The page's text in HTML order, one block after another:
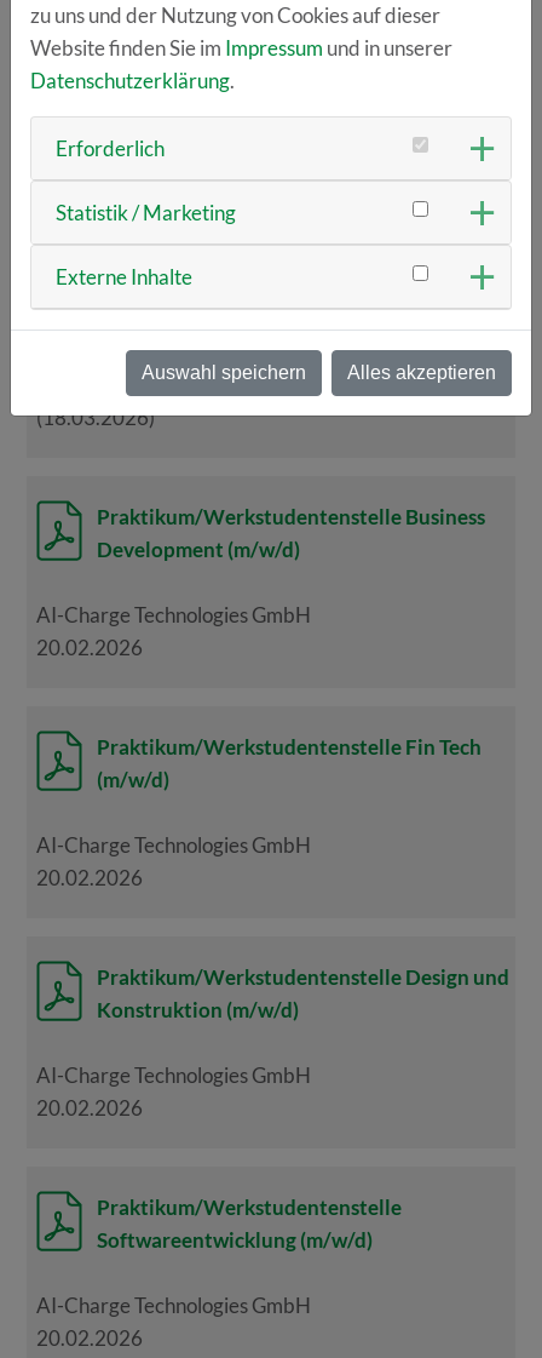
Buchhaltung (m/w/d)
trinnovative.
Inhouse-Consultant/Prozess-Guru (m/w/d)
5F-Software
(18.03.2026)
Praktikum/Werkstudentenstelle Business
Development (m/w/d)
AI-Charge Technologies GmbH
20.02.2026
Praktikum/Werkstudentenstelle Fin Tech
(m/w/d)
AI-Charge Technologies GmbH
20.02.2026
Praktikum/Werkstudentenstelle Design und
Konstruktion (m/w/d)
AI-Charge Technologies GmbH
20.02.2026
Praktikum/Werkstudentenstelle
Softwareentwicklung (m/w/d)
AI-Charge Technologies GmbH
20.02.2026
zu uns und der Nutzung von Cookies auf dieser
Website finden Sie im Impressum und in unserer
Datenschutzerklärung.
Erforderlich
Statistik / Marketing
Externe Inhalte
Auswahl speichern Alles akzeptieren